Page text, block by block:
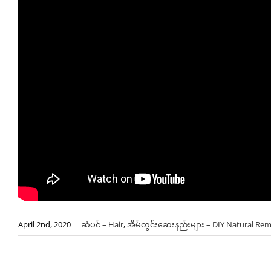
April 2nd, 2020 | ဆံပင် – Hair,အိမ်တွင်းဆေးနည်းများ – DIY Natural